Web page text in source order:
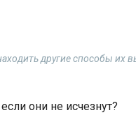
другие способы их
они не исчезнут?